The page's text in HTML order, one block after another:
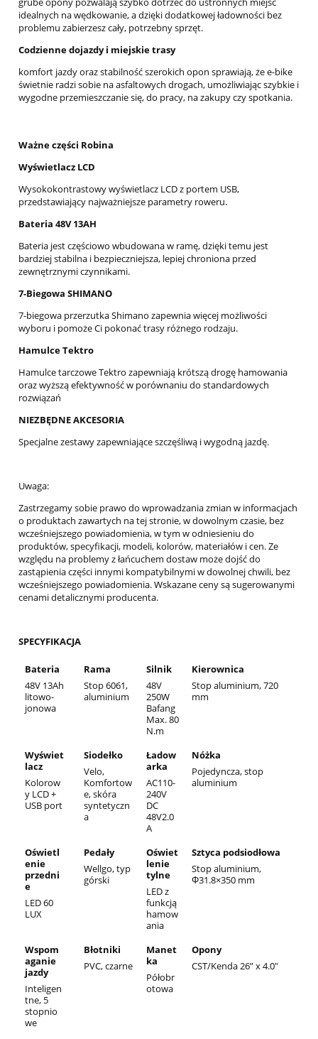
idealnych na wędkowanie, a dzięki dodatkowej ładowności bez
problemu zabierzesz cały, potrzebny sprzęt.
Codzienne dojazdy i miejskie trasy
komfort jazdy oraz stabilność szerokich opon sprawiają, że e-bike
świetnie radzi sobie na asfaltowych drogach, umożliwiając szybkie i
wygodne przemieszczanie się, do pracy, na zakupy czy spotkania.
Ważne części Robina
Wyświetlacz LCD
Wysokokontrastowy wyświetlacz LCD z portem USB,
przedstawiający najważniejsze parametry roweru.
Bateria 48V 13AH
Bateria jest częściowo wbudowana w ramę, dzięki temu jest
bardziej stabilna i bezpieczniejsza, lepiej chroniona przed
zewnętrznymi czynnikami.
7-Biegowa SHIMANO
7-biegowa przerzutka Shimano zapewnia więcej możliwości
wyboru i pomoże Ci pokonać trasy różnego rodzaju.
Hamulce Tektro
Hamulce tarczowe Tektro zapewniają krótszą drogę hamowania
oraz wyższą efektywność w porównaniu do standardowych
rozwiązań
NIEZBĘDNE AKCESORIA
Specjalne zestawy zapewniające szczęśliwą i wygodną jazdę.
Uwaga:
Zastrzegamy sobie prawo do wprowadzania zmian w informacjach
o produktach zawartych na tej stronie, w dowolnym czasie, bez
wcześniejszego powiadomienia, w tym w odniesieniu do
produktów, specyfikacji, modeli, kolorów, materiałów i cen. Ze
względu na problemy z łańcuchem dostaw może dojść do
zastąpienia części innymi kompatybilnymi w dowolnej chwili, bez
wcześniejszego powiadomienia. Wskazane ceny są sugerowanymi
cenami detalicznymi producenta.
SPECYFIKACJA
Bateria
48V 13Ah
litowo-
jonowa
Rama
Stop 6061,
aluminium
Silnik
48V
250W
Bafang
Max. 80
N.m
Kierownica
Stop aluminium, 720
mm
Wyświet
lacz
Kolorow
y LCD +
USB port
Siodełko
Velo,
Komfortow
e, skóra
syntetyczn
a
Ładow
arka
AC110-
240V
DC
48V2.0
A
Nóżka
Pojedyncza, stop
aluminium
Oświetl
enie
przedni
e
LED 60
LUX
Pedały
Wellgo, typ
górski
Oświet
lenie
tylne
LED z
funkcją
hamow
ania
Sztyca podsiodłowa
Stop aluminium,
Φ31.8×350 mm
Wspom
aganie
jazdy
Inteligen
tne, 5
stopnio
we
Błotniki
PVC, czarne
Manet
ka
Półobr
otowa
Opony
CST/Kenda 26” x 4.0"